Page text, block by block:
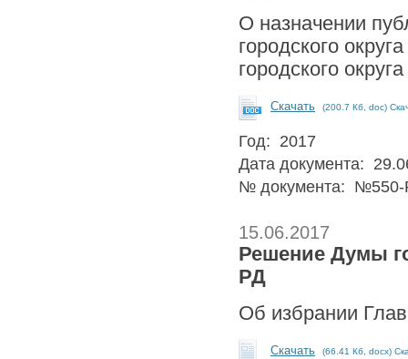
О назначении
городского
городского
Скачать (200.7 Кб, doc)
Год: 2017
Дата документа:
№ документа:
15.06.2017
Решение Думы
РД
Об избрании
Скачать (66.41 Кб, docx)